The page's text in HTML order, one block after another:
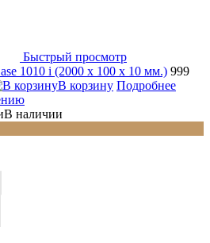
Быстрый просмотр
1010 i (2000 x 100 x 10 мм.) 999
В корзину Подробнее
В наличии